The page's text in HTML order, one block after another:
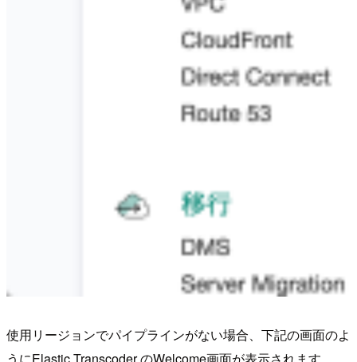
使用リージョンでパイプラインがない場合、下記の画面のよ